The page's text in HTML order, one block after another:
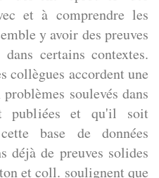
et à comprendre les
y avoir des preuves
certains contextes.
collègues accordent une
soulevés dans
publiées et qu'il soit
base de données
déjà de preuves solides
et coll. soulignent que